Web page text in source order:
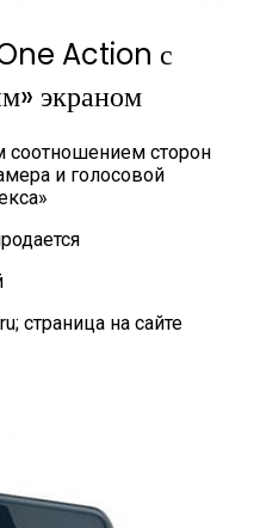
Action с
экраном
соотношением сторон
и голосовой
страница на сайте